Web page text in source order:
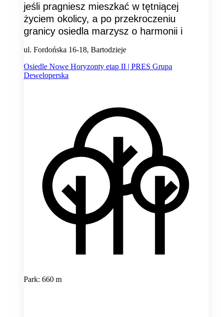
jeśli pragniesz mieszkać w tętniącej
życiem okolicy, a po przekroczeniu
granicy osiedla marzysz o harmonii i
ul. Fordońska 16-18, Bartodzieje
Osiedle Nowe Horyzonty etap II | PRES Grupa
Deweloperska
Park: 660 m